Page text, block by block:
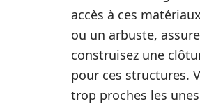
accès à ces
ou un arbuste,
construisez une
pour ces structures.
trop proches les